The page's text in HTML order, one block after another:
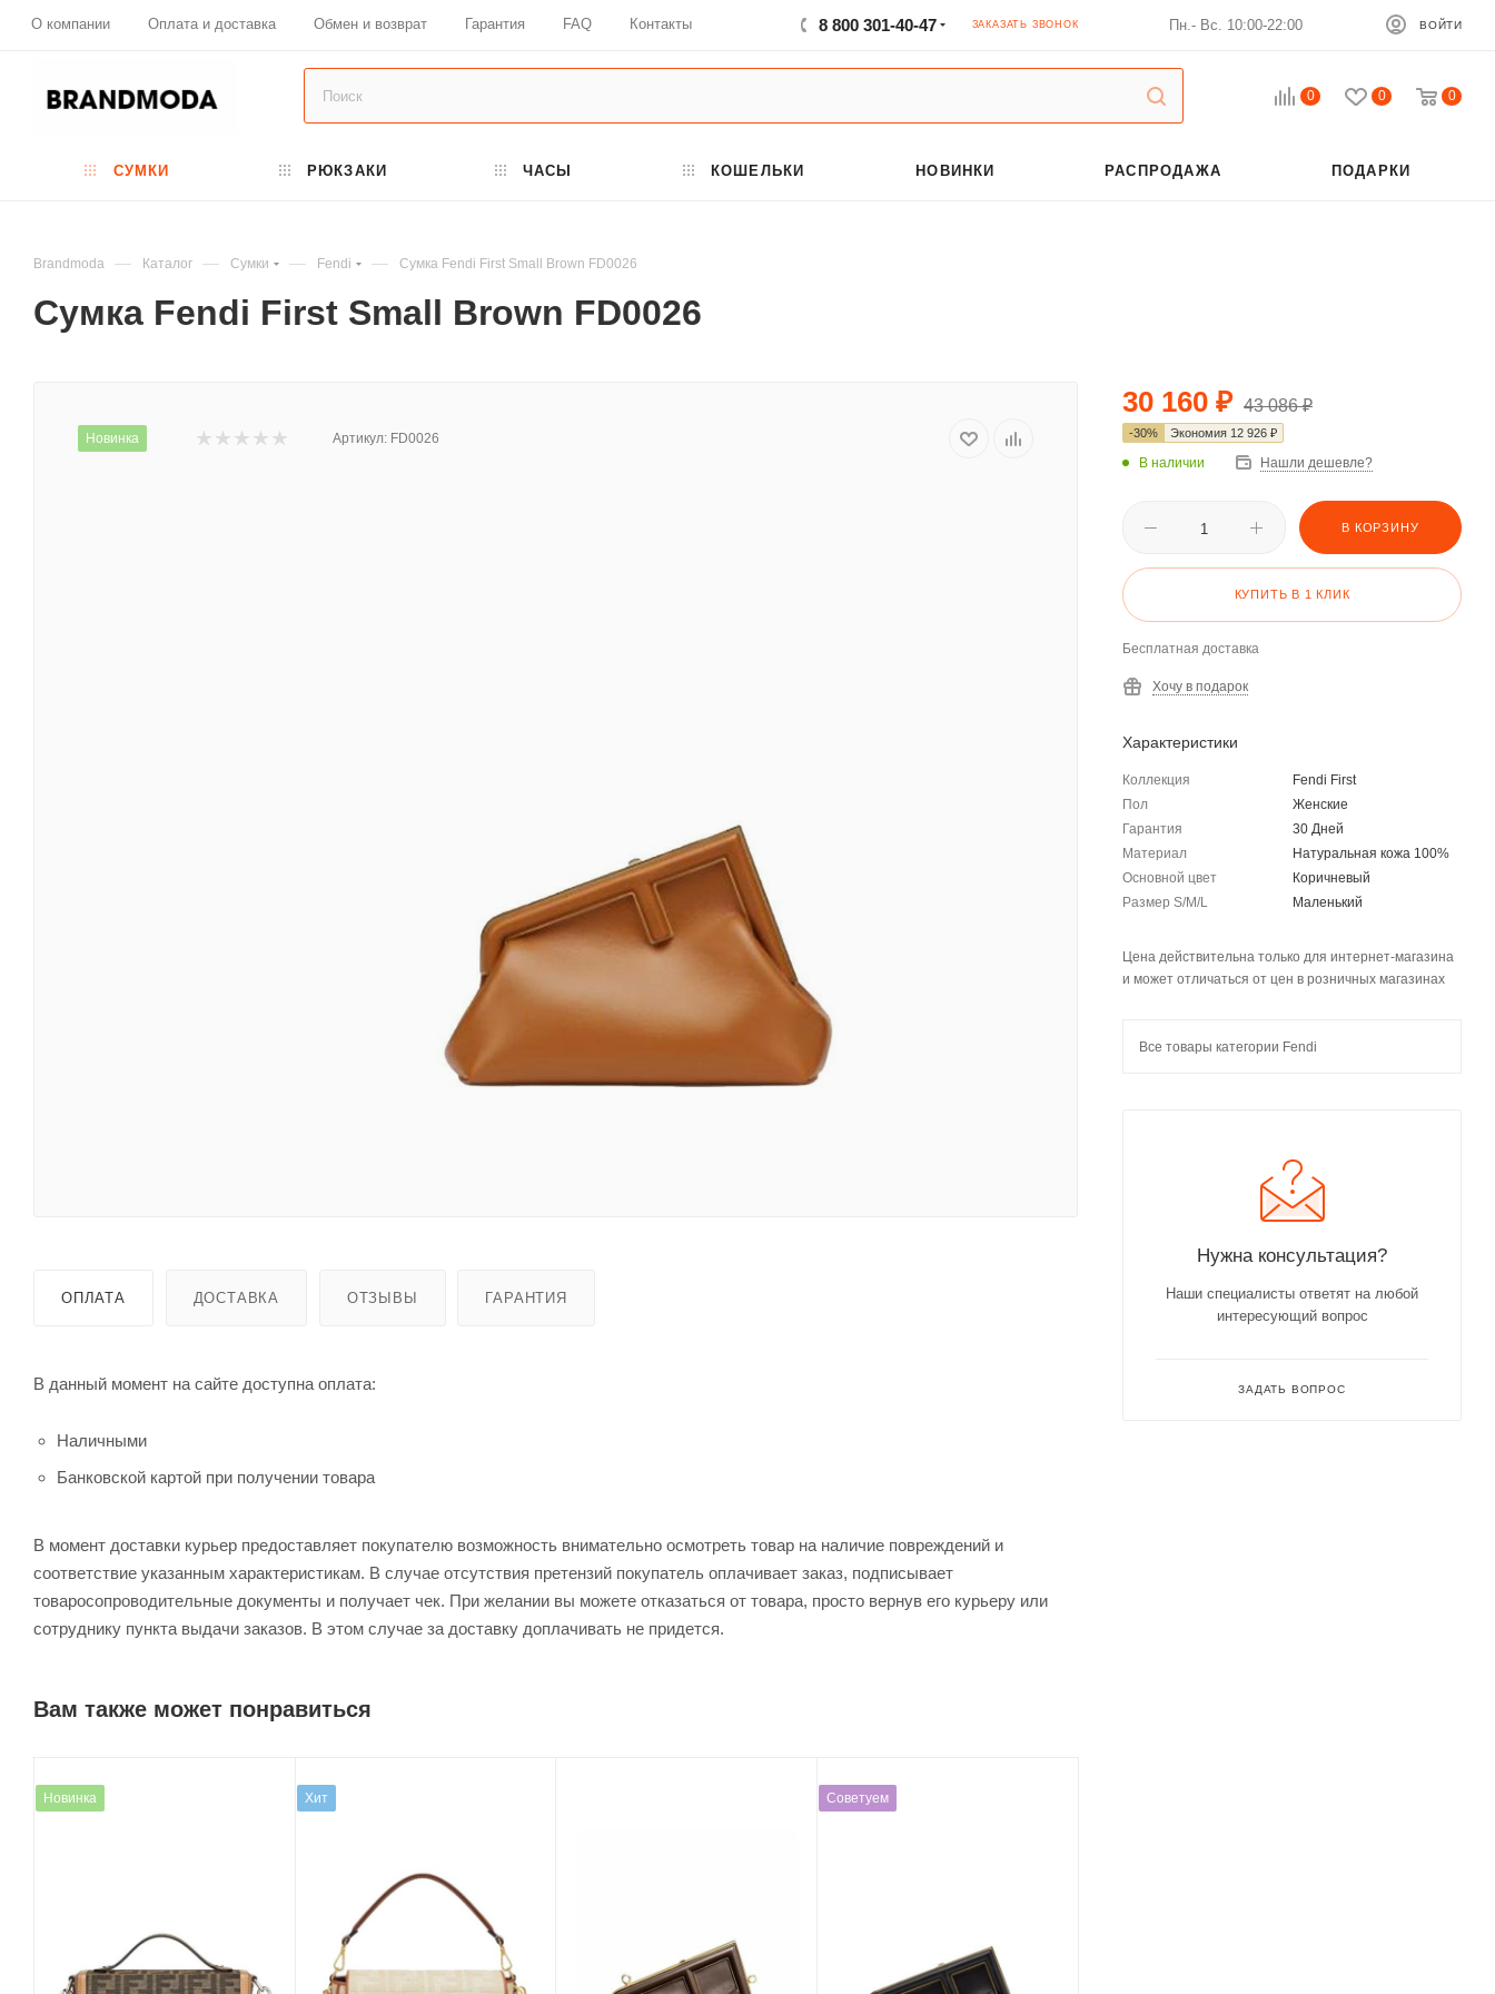
О компании Оплата и доставка Обмен и возврат Гарантия FAQ Контакты 8 800 301-40-47 ЗАКАЗАТЬ ЗВОНОК Пн.- Вс. 10:00-22:00 ВОЙТИ
0 0 0
СУМКИ РЮКЗАКИ ЧАСЫ КОШЕЛЬКИ НОВИНКИ РАСПРОДАЖА ПОДАРКИ
Brandmoda — Каталог — Сумки — Fendi — Сумка Fendi First Small Brown FD0026
Сумка Fendi First Small Brown FD0026
Новинка Артикул: FD0026
ОПЛАТА ДОСТАВКА ОТЗЫВЫ ГАРАНТИЯ
В данный момент на сайте доступна оплата:
Наличными
Банковской картой при получении товара
В момент доставки курьер предоставляет покупателю возможность внимательно осмотреть товар на наличие повреждений и
соответствие указанным характеристикам. В случае отсутствия претензий покупатель оплачивает заказ, подписывает
товаросопроводительные документы и получает чек. При желании вы можете отказаться от товара, просто вернув его курьеру или
сотруднику пункта выдачи заказов. В этом случае за доставку доплачивать не придется.
Вам также может понравиться
Новинка Хит Советуем
30 160 ₽ 43 086₽
-30% Экономия 12 926 ₽
В наличии Нашли дешевле?
В КОРЗИНУ
КУПИТЬ В 1 КЛИК
Бесплатная доставка
Хочу в подарок
Характеристики
Коллекция
Fendi First
Пол
Женские
Гарантия
30 Дней
Материал
Натуральная кожа 100%
Основной цвет
Коричневый
Размер S/M/L
Маленький
Цена действительна только для интернет-магазина
и может отличаться от цен в розничных магазинах
Все товары категории Fendi
Нужна консультация?
Наши специалисты ответят на любой
интересующий вопрос
ЗАДАТЬ ВОПРОС